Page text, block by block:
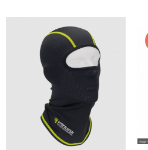
Protectii Coloana
Protectii Corp
Protectii Gat
Protectii Maini
Protectii Picioare
Imbracaminte Casual